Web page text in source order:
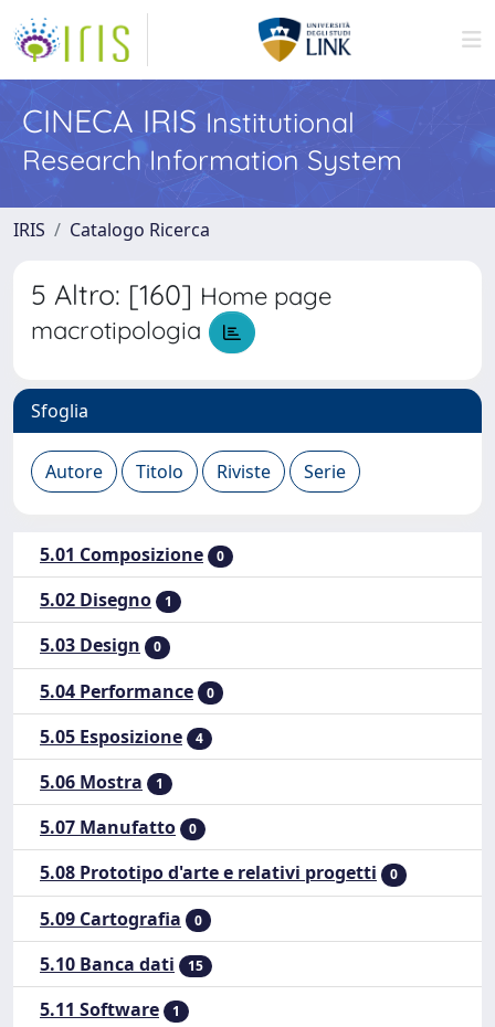
CINECA IRIS Institutional
Research Information System
IRIS Catalogo Ricerca
5 Altro: [160] Home page
macrotipologia
Sfoglia
5.01 Composizione 0
5.02 Disegno 1
5.03 Design 0
5.04 Performance 0
5.05 Esposizione 4
5.06 Mostra 1
5.07 Manufatto 0
5.08 Prototipo d'arte e relativi progetti 0
5.09 Cartografia 0
5.10 Banca dati 15
5.11 Software 1